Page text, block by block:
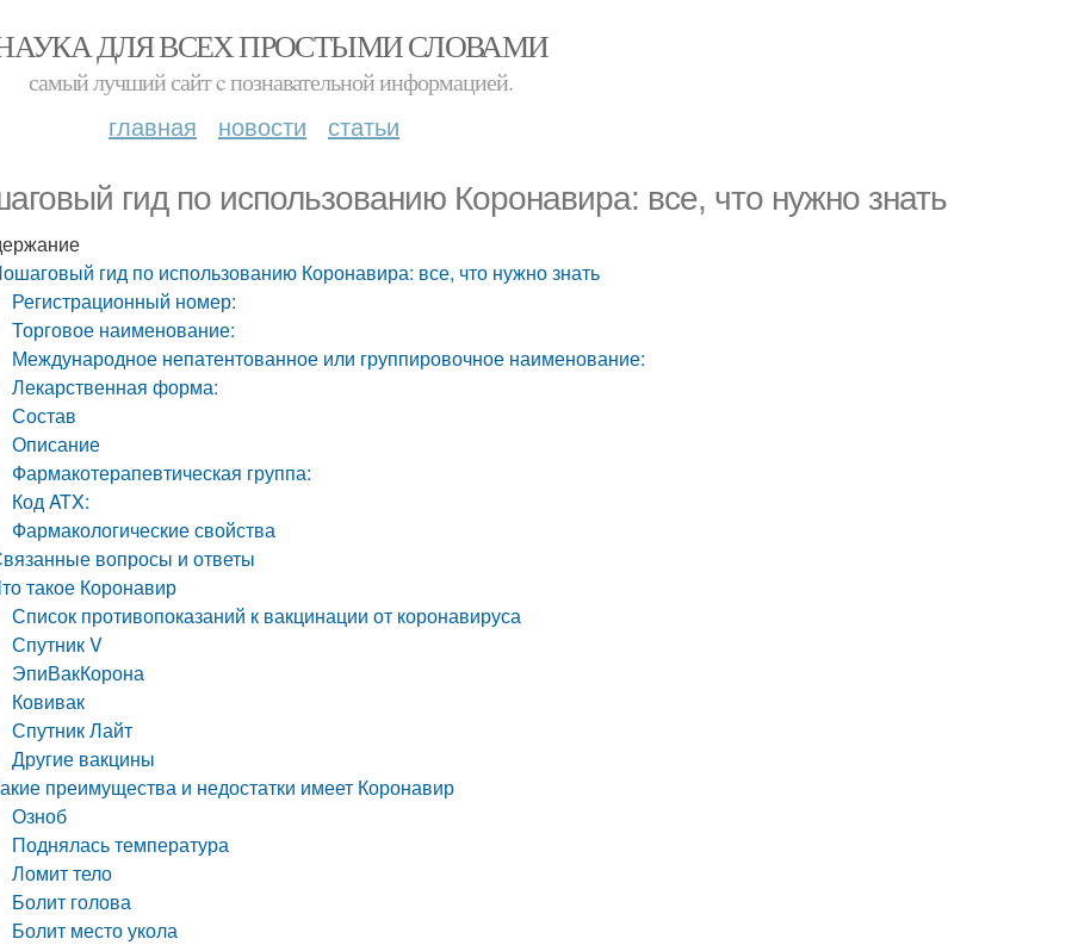
ДЛЯ ВСЕХ ПРОСТЫМИ СЛОВАМИ
самый лучший сайт c познавательной информацией.
главная новости статьи
гид по использованию Коронавира: все, что нужно знать
гид по использованию Коронавира: все, что нужно знать
Регистрационный номер:
Торговое наименование:
Международное непатентованное или группировочное наименование:
Лекарственная форма:
Состав
Описание
Фармакотерапевтическая группа:
Код ATX:
Фармакологические свойства
вопросы и ответы
такое Коронавир
Список противопоказаний к вакцинации от коронавируса
Спутник V
ЭпиВакКорона
Ковивак
Спутник Лайт
Другие вакцины
преимущества и недостатки имеет Коронавир
Озноб
Поднялась температура
Ломит тело
Болит голова
Болит место укола